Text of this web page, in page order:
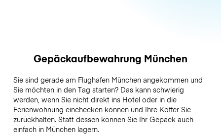
Gepäckaufbewahrung München
Sie sind gerade am Flughafen München angekommen und
Sie möchten in den Tag starten? Das kann schwierig
werden, wenn Sie nicht direkt ins Hotel oder in die
Ferienwohnung einchecken können und Ihre Koffer Sie
zurückhalten. Statt dessen können Sie Ihr Gepäck auch
einfach in München lagern.